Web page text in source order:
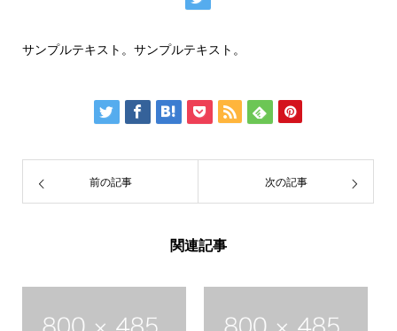
サンプルテキスト。サンプルテキスト。
前の記事 次の記事
関連記事